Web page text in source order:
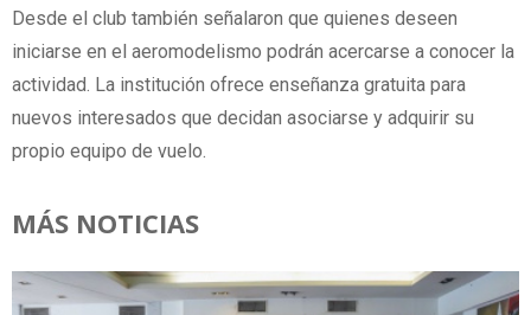
Desde el club también señalaron que quienes deseen
iniciarse en el aeromodelismo podrán acercarse a conocer la
actividad. La institución ofrece enseñanza gratuita para
nuevos interesados que decidan asociarse y adquirir su
propio equipo de vuelo.
MÁS NOTICIAS